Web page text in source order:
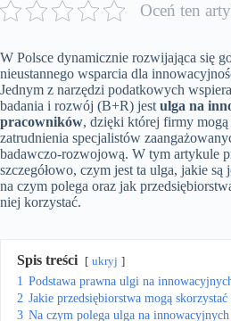
Oceń ten
W Polsce dynamicznie rozwijająca się
nieustannego wsparcia dla
Jednym z narzędzi podatkowych
badania i rozwój (B+R) jest ulga na
pracowników, dzięki której firmy
zatrudnienia specjalistów
badawczo-rozwojową. W tym artykule
szczegółowo, czym jest ta ulga, jakie są
na czym polega oraz jak
niej korzystać.
Spis treści ukryj
1 Podstawa prawna ulgi na
2 Jakie przedsiębiorstwa mogą
3 Na czym polega ulga na